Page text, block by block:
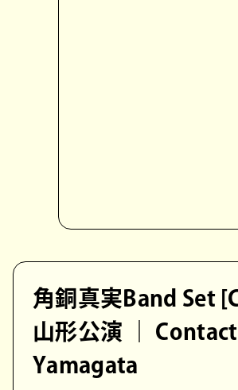
角銅真実Band Set
山形公演 ｜
Yamagata